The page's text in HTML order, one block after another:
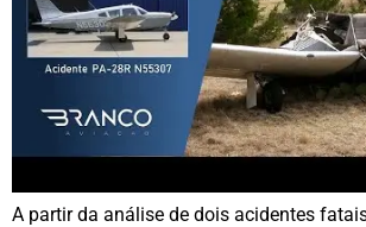
A partir da análise de dois acidentes